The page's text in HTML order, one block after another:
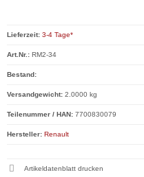
Lieferzeit: 3-4 Tage*
Art.Nr.: RM2-34
Bestand:
Versandgewicht: 2.0000 kg
Teilenummer / HAN: 7700830079
Hersteller: Renault
Artikeldatenblatt drucken